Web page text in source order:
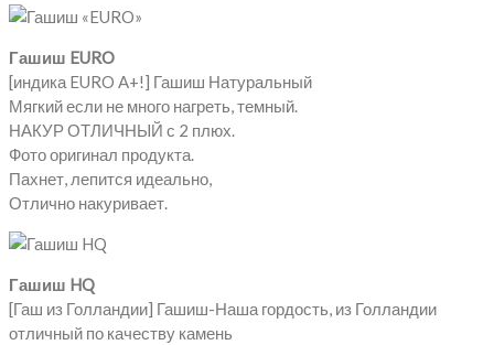
Гашиш EURO
[индика EURO A+!] Гашиш Натуральный
Мягкий если не много нагреть, темный.
НАКУР ОТЛИЧНЫЙ с 2 плюх.
Фото оригинал продукта.
Пахнет, лепится идеально,
Отлично накуривает.
Гашиш HQ
[Гаш из Голландии] Гашиш-Наша гордость, из Голландии
отличный по качеству камень